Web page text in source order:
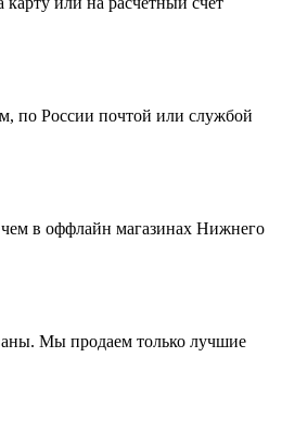
по России почтой или службой
в оффлайн магазинах Нижнего
Мы продаем только лучшие